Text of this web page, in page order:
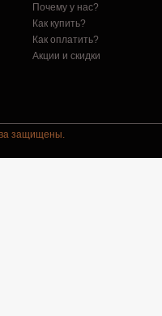
Почему у нас?
Как купить?
Как оплатить?
Акции и скидки
защищены.